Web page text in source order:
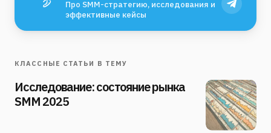
Про SMM-стратегию, исследования и
эффективные кейсы
КЛАССНЫЕ СТАТЬИ В ТЕМУ
Исследование: состояние рынка
SMM 2025